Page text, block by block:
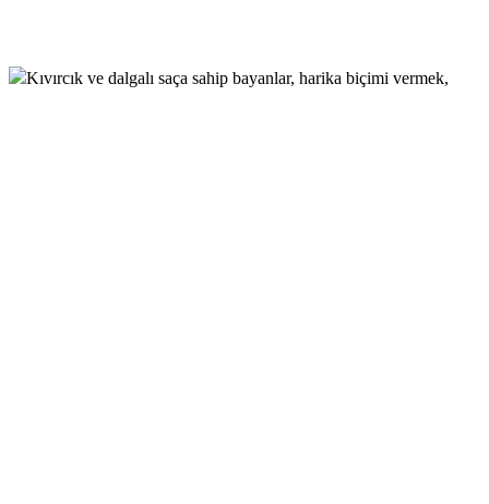
Kıvırcık ve dalgalı saça sahip bayanlar, harika biçimi vermek,